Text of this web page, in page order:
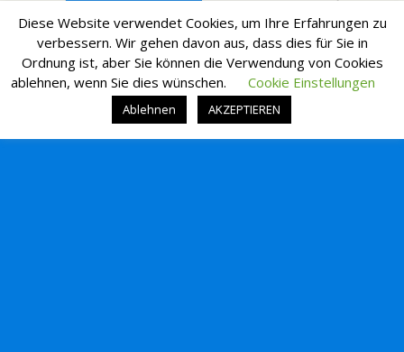
Diese Website verwendet Cookies, um Ihre Erfahrungen zu
verbessern. Wir gehen davon aus, dass dies für Sie in
Ordnung ist, aber Sie können die Verwendung von Cookies
ablehnen, wenn Sie dies wünschen.
Cookie Einstellungen
Ablehnen AKZEPTIEREN